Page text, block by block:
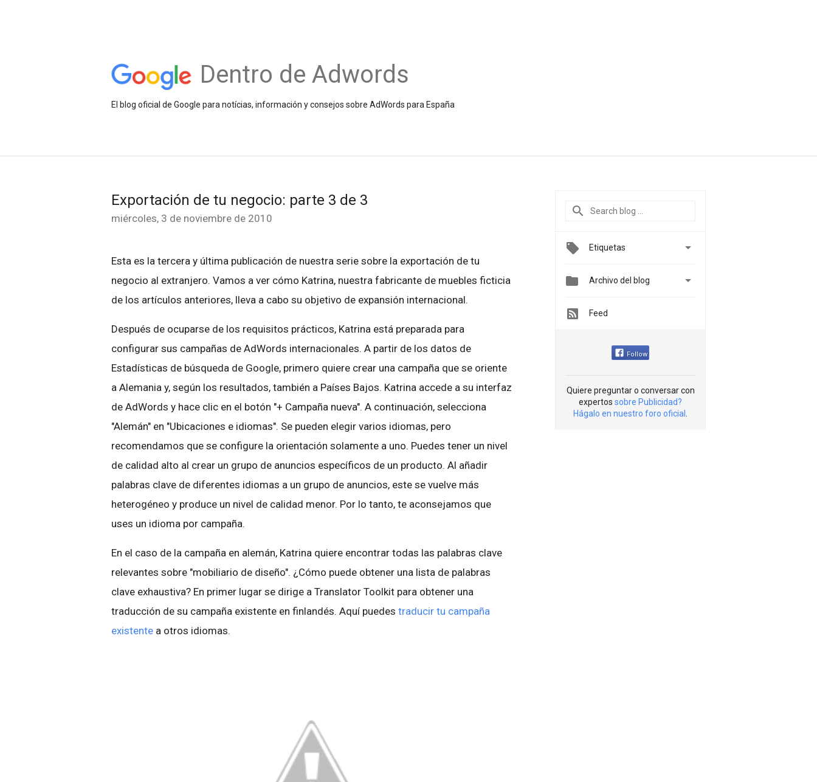
Dentro de Adwords
El blog oficial de Google para notícias, información y consejos sobre AdWords para España
Exportación de tu negocio: parte 3 de 3
miércoles, 3 de noviembre de 2010
Esta es la tercera y última publicación de nuestra serie sobre la exportación de tu
negocio al extranjero. Vamos a ver cómo Katrina, nuestra fabricante de muebles ficticia
de los artículos anteriores, lleva a cabo su objetivo de expansión internacional.
Después de ocuparse de los requisitos prácticos, Katrina está preparada para
configurar sus campañas de AdWords internacionales. A partir de los datos de
Estadísticas de búsqueda de Google, primero quiere crear una campaña que se oriente
a Alemania y, según los resultados, también a Países Bajos. Katrina accede a su interfaz
de AdWords y hace clic en el botón "+ Campaña nueva". A continuación, selecciona
"Alemán" en "Ubicaciones e idiomas". Se pueden elegir varios idiomas, pero
recomendamos que se configure la orientación solamente a uno. Puedes tener un nivel
de calidad alto al crear un grupo de anuncios específicos de un producto. Al añadir
palabras clave de diferentes idiomas a un grupo de anuncios, este se vuelve más
heterogéneo y produce un nivel de calidad menor. Por lo tanto, te aconsejamos que
uses un idioma por campaña.
En el caso de la campaña en alemán, Katrina quiere encontrar todas las palabras clave
relevantes sobre "mobiliario de diseño". ¿Cómo puede obtener una lista de palabras
clave exhaustiva? En primer lugar se dirige a Translator Toolkit para obtener una
traducción de su campaña existente en finlandés. Aquí puedes traducir tu campaña
existente a otros idiomas.
Etiquetas 
 Archivo del blog 
Feed
Follow
Quiere preguntar o conversar con
expertos sobre Publicidad?
Hágalo en nuestro foro oficial